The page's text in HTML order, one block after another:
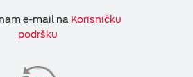
e-mail na Korisničku
podršku